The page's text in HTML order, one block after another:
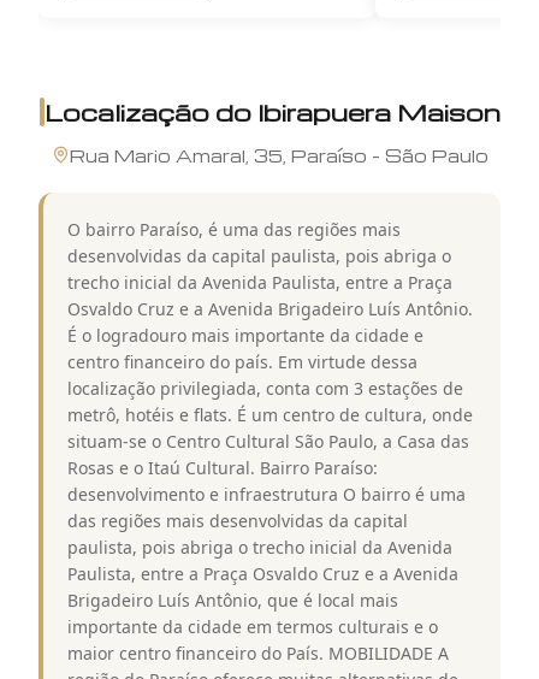
Localização do Ibirapuera Maison
Rua Mario Amaral 35 Paraíso - São Paulo
O bairro Paraíso, é uma das regiões mais
desenvolvidas da capital paulista, pois abriga o
trecho inicial da Avenida Paulista, entre a Praça
Osvaldo Cruz e a Avenida Brigadeiro Luís Antônio.
É o logradouro mais importante da cidade e
centro financeiro do país. Em virtude dessa
localização privilegiada, conta com 3 estações de
metrô, hotéis e flats. É um centro de cultura, onde
situam-se o Centro Cultural São Paulo, a Casa das
Rosas e o Itaú Cultural. Bairro Paraíso:
desenvolvimento e infraestrutura O bairro é uma
das regiões mais desenvolvidas da capital
paulista, pois abriga o trecho inicial da Avenida
Paulista, entre a Praça Osvaldo Cruz e a Avenida
Brigadeiro Luís Antônio, que é local mais
importante da cidade em termos culturais e o
maior centro financeiro do País. MOBILIDADE A